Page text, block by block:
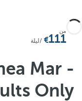
من
111 /ليلة
Mar -
Only